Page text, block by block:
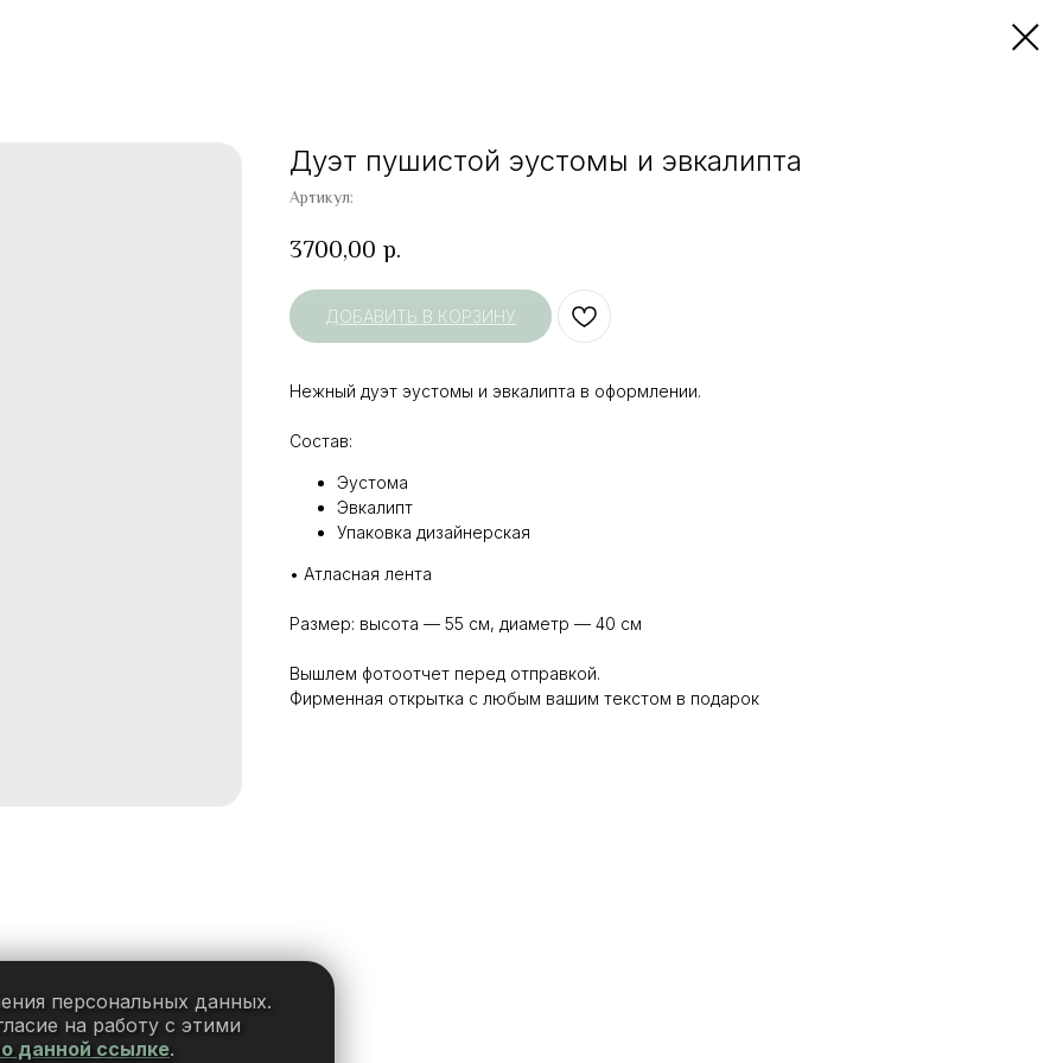
Дуэт пушистой эустомы и эвкалипта
Артикул:
3700,00 р.
ДОБАВИТЬ В КОРЗИНУ
Нежный дуэт эустомы и эвкалипта в оформлении.
Состав:
Эустома
Эвкалипт
Упаковка дизайнерская
• Атласная лента
Размер: высота — 55 см, диаметр — 40 см
Вышлем фотоотчет перед отправкой.
Фирменная открытка с любым вашим текстом в подарок
персональных данных.
на работу с этими
данной ссылке.